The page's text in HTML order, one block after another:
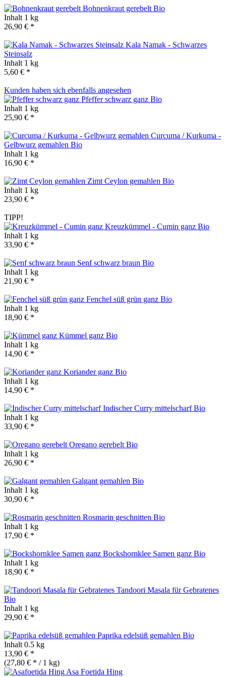
Bohnenkraut gerebelt Bio
Inhalt 1 kg
26,90 € *
Kala Namak - Schwarzes
Steinsalz
Inhalt 1 kg
5,60 € *
Kunden haben sich ebenfalls angesehen
Pfeffer schwarz ganz Bio
Inhalt 1 kg
25,90 € *
Curcuma / Kurkuma -
Gelbwurz gemahlen Bio
Inhalt 1 kg
16,90 € *
Zimt Ceylon gemahlen Bio
Inhalt 1 kg
23,90 € *
TIPP!
Kreuzkümmel - Cumin ganz Bio
Inhalt 1 kg
33,90 € *
Senf schwarz braun Bio
Inhalt 1 kg
21,90 € *
Fenchel süß grün ganz Bio
Inhalt 1 kg
18,90 € *
Kümmel ganz Bio
Inhalt 1 kg
14,90 € *
Koriander ganz Bio
Inhalt 1 kg
14,90 € *
Indischer Curry mittelscharfBio
Inhalt 1 kg
33,90 € *
Oregano gerebelt Bio
Inhalt 1 kg
26,90 € *
Galgant gemahlen Bio
Inhalt 1 kg
30,90 € *
Rosmarin geschnitten Bio
Inhalt 1 kg
17,90 € *
Bockshornklee Samen ganz Bio
Inhalt 1 kg
18,90 € *
Tandoori Masala für Gebratenes
Bio
Inhalt 1 kg
29,90 € *
Paprika edelsüß gemahlen Bio
Inhalt 0.5 kg
13,90 € *
(27,80 € * / 1 kg)
Asa Foetida Hing